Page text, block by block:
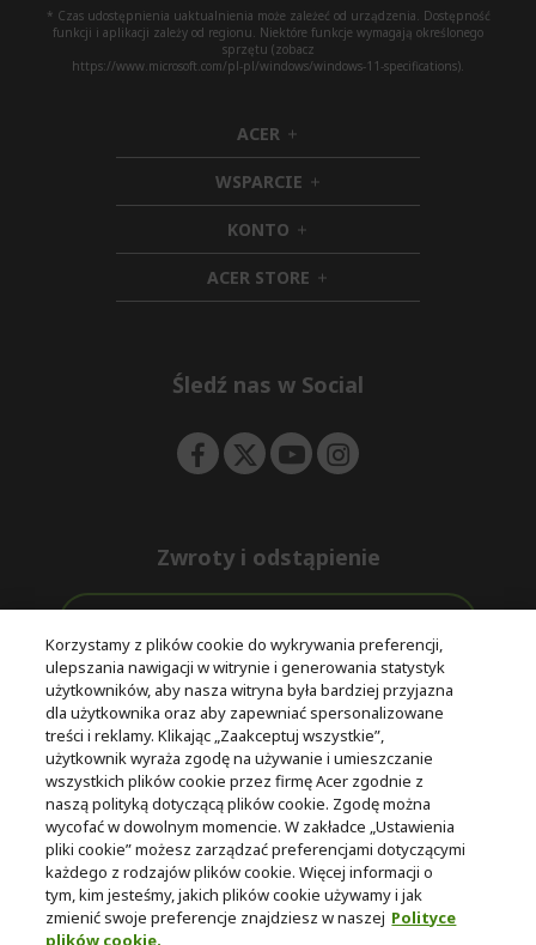
* Czas udostępnienia uaktualnienia może zależeć od urządzenia. Dostępność
funkcji i aplikacji zależy od regionu. Niektóre funkcje wymagają określonego
sprzętu (zobacz
https://www.microsoft.com/pl-pl/windows/windows-11-specifications).
ACER h
i
d
d
e
n
WSPARCIE h
i
d
e
n
KONTO h
i
d
d
ACER STORE h
i
e
Śledź nas w Social
Zwroty i odstąpienie
Darmowa
ekspresowa
dostawa
Wsparcie
przed i po
zakupie
Bezpieczne
płatności
© 2025 Acer Inc.
Firma CPYou BV jest autoryzowanym sprzedawcą produktów i
usług oferowanych w tym sklepie.
Korzystamy z plików cookie do wykrywania preferencji,
ulepszania nawigacji w witrynie i generowania statystyk
użytkowników, aby nasza witryna była bardziej przyjazna
dla użytkownika oraz aby zapewniać spersonalizowane
treści i reklamy. Klikając „Zaakceptuj wszystkie”,
użytkownik wyraża zgodę na używanie i umieszczanie
wszystkich plików cookie przez firmę Acer zgodnie z
naszą polityką dotyczącą plików cookie. Zgodę można
wycofać w dowolnym momencie. W zakładce „Ustawienia
pliki cookie” możesz zarządzać preferencjami dotyczącymi
każdego z rodzajów plików cookie. Więcej informacji o
tym, kim jesteśmy, jakich plików cookie używamy i jak
zmienić swoje preferencje znajdziesz w naszej Polityce
plików cookie.